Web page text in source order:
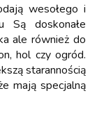
wesołego i
Są doskonałe
ale również do
hol czy ogród.
starannością
mają specjalną